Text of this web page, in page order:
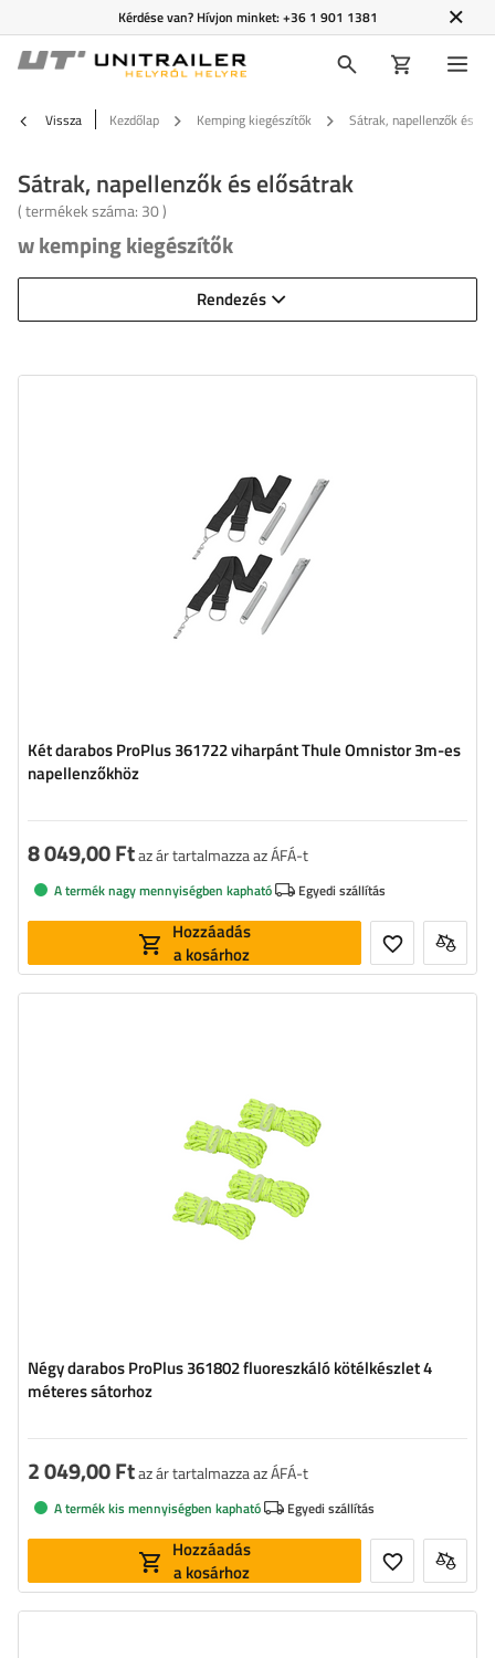
Kérdése van? Hívjon minket:+36 1 901 1381
Vissza Kezdőlap Kemping kiegészítők Sátrak, napellenzők és
Sátrak, napellenzők és elősátrak
( termékek száma: 30)
w kemping kiegészítők
Rendezés
Két darabos ProPlus 361722 viharpánt Thule Omnistor 3m-es
napellenzőkhöz
8 049,00 Ftaz ár tartalmazza az ÁFÁ-t
A termék nagy mennyiségben kapható Egyedi szállítás
Hozzáadás
a kosárhoz
Négy darabos ProPlus 361802 fluoreszkáló kötélkészlet 4
méteres sátorhoz
2 049,00 Ftaz ár tartalmazza az ÁFÁ-t
A termék kis mennyiségben kapható Egyedi szállítás
Hozzáadás
a kosárhoz